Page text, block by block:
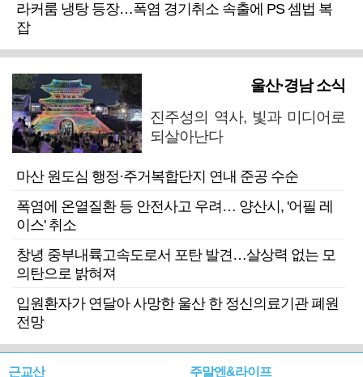
라커룸 냉탕 등장…폭염 경기취소 속출에 PS 셈법 복
잡
울산·경남 소식
진주성의 역사, 빛과 미디어로
되살아난다
마산 원도심 행정·주거복합단지 연내 준공 수순
폭염에 온열질환 등 안전사고 우려… 양산시, '어필 레
이스' 취소
창녕 중부내륙고속도로서 포탄 발견…살상력 없는 모
의탄으로 밝혀져
입원환자가 연달아 사망한 울산 한 정신의료기관 폐원
전망
근교산 주말엔&라이프